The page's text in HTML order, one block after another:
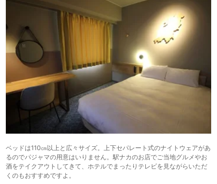
ベッドは110㎝以上と広々サイズ。上下セパレート式のナイトウェアがあ
るのでパジャマの用意はいりません。駅ナカのお店でご当地グルメやお
酒をテイクアウトしてきて、ホテルでまったりテレビを見ながらいただ
くのもおすすめですよ。